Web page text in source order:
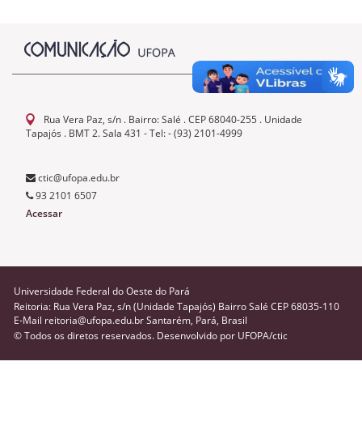
Rua Vera Paz, s/n . Bairro: Salé . CEP 68040-255 . Unidade
Tapajós . BMT 2. Sala 431 - Tel: - (93) 2101-4999
ctic@ufopa.edu.br
93 2101 6507
Acessar
Universidade Federal do Oeste do Pará
Reitoria: Rua Vera Paz, s/n (Unidade Tapajós) Bairro Salé CEP 68035-110
E-Mail reitoria@ufopa.edu.br Santarém, Pará, Brasil
© Todos os diretos reservados. Desenvolvido por UFOPA/ctic